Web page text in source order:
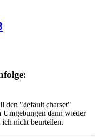
den "default charset"
Umgebungen dann wieder
ich nicht beurteilen.